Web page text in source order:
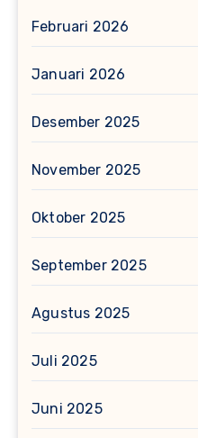
Februari 2026
Januari 2026
Desember 2025
November 2025
Oktober 2025
September 2025
Agustus 2025
Juli 2025
Juni 2025